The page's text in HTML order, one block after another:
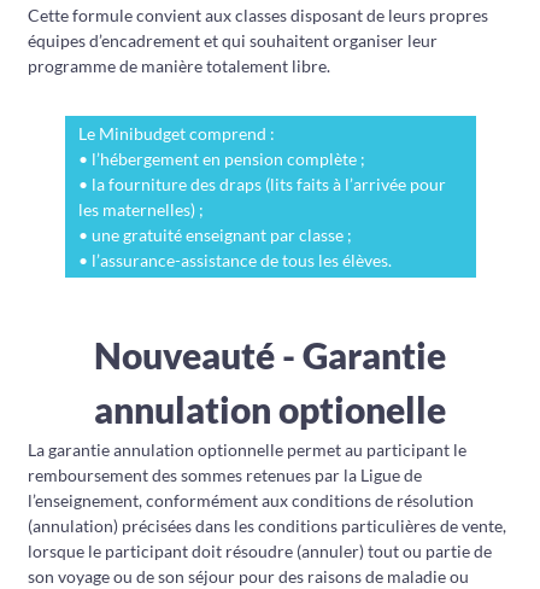
Cette formule convient aux classes disposant de leurs propres
équipes d’encadrement et qui souhaitent organiser leur
programme de manière totalement libre.
Le Minibudget comprend :
• l’hébergement en pension complète ;
• la fourniture des draps (lits faits à l’arrivée pour
les maternelles) ;
• une gratuité enseignant par classe ;
• l’assurance-assistance de tous les élèves.
Nouveauté - Garantie
annulation optionelle
La garantie annulation optionnelle permet au participant le
remboursement des sommes retenues par la Ligue de
l’enseignement, conformément aux conditions de résolution
(annulation) précisées dans les conditions particulières de vente,
lorsque le participant doit résoudre (annuler) tout ou partie de
son voyage ou de son séjour pour des raisons de maladie ou